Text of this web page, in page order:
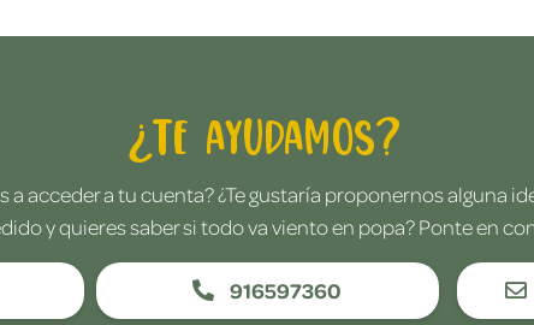
¿Te ayudamos?
a acceder a tu cuenta? ¿Te gustaría proponernos alguna
y quieres saber si todo va viento en popa? Ponte en
916597360